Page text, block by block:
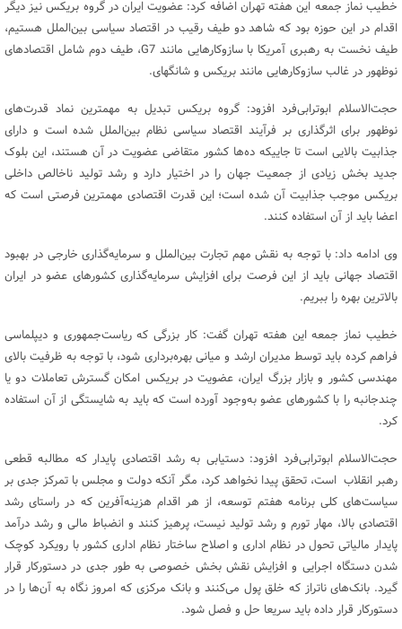
خطیب نماز جمعه این هفته تهران اضافه کرد: عضویت ایران در گروه بریکس نیز دیگر
اقدام در این حوزه بود که شاهد دو طیف رقیب در اقتصاد سیاسی بین‌الملل هستیم،
طیف نخست به رهبری آمریکا با سازوکارهایی مانند G7، طیف دوم شامل اقتصادهای
نوظهور در غالب سازوکارهایی مانند بریکس و شانگهای.
حجت‌الاسلام ابوترابی‌فرد افزود: گروه بریکس تبدیل به مهمترین نماد قدرت‌های
نوظهور برای اثرگذاری بر فرآیند اقتصاد سیاسی نظام بین‌الملل شده است و دارای
جذابیت بالایی است تا جاییکه ده‌ها کشور متقاضی عضویت در آن هستند، این بلوک
جدید بخش زیادی از جمعیت جهان را در اختیار دارد و رشد تولید ناخالص داخلی
بریکس موجب جذابیت آن شده است؛ این قدرت اقتصادی مهمترین فرصتی است که
اعضا باید از آن استفاده کنند.
وی ادامه داد: با توجه به نقش مهم تجارت بین‌الملل و سرمایه‌گذاری خارجی در بهبود
اقتصاد جهانی باید از این فرصت برای افزایش سرمایه‌گذاری کشورهای عضو در ایران
بالاترین بهره را ببریم.
خطیب نماز جمعه این هفته تهران گفت: کار بزرگی که ریاست‌جمهوری و دیپلماسی
فراهم کرده باید توسط مدیران ارشد و میانی بهره‌برداری شود، با توجه به ظرفیت بالای
مهندسی کشور و بازار بزرگ ایران، عضویت در بریکس امکان گسترش تعاملات دو یا
چندجانبه را با کشورهای عضو به‌وجود آورده است که باید به شایستگی از آن استفاده
کرد.
حجت‌الاسلام ابوترابی‌فرد افزود: دستیابی به رشد اقتصادی پایدار که مطالبه قطعی
رهبر انقلاب است، تحقق پیدا نخواهد کرد، مگر آنکه دولت و مجلس با تمرکز جدی بر
سیاست‌های کلی برنامه هفتم توسعه، از هر اقدام هزینه‌آفرین که در راستای رشد
اقتصادی بالا، مهار تورم و رشد تولید نیست، پرهیز کنند و انضباط مالی و رشد درآمد
پایدار مالیاتی تحول در نظام اداری و اصلاح ساختار نظام اداری کشور با رویکرد کوچک
شدن دستگاه اجرایی و افزایش نقش بخش خصوصی به طور جدی در دستورکار قرار
گیرد. بانک‌های ناتراز که خلق پول می‌کنند و بانک مرکزی که امروز نگاه به آن‌ها را در
دستورکار قرار داده باید سریعا حل و فصل شود.